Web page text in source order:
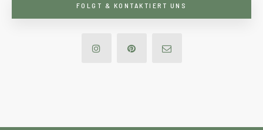
FOLGT & KONTAKTIERT UNS